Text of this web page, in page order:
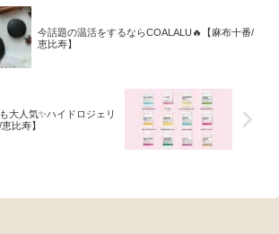
今話題の温活をするならCOALALU🔥【麻布十番/
恵比寿】
大人気✨ハイドロジェリ
比寿】